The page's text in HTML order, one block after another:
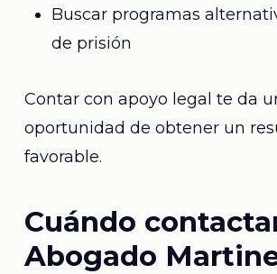
Buscar programas
de prisión
Contar con apoyo legal te da
oportunidad de obtener un
favorable.
Cuándo
Abogado